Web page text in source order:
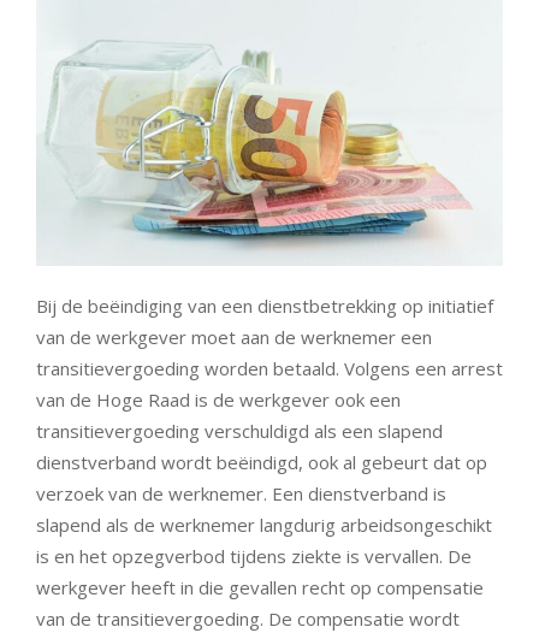
Bij de beëindiging van een dienstbetrekking op initiatief
van de werkgever moet aan de werknemer een
transitievergoeding worden betaald. Volgens een arrest
van de Hoge Raad is de werkgever ook een
transitievergoeding verschuldigd als een slapend
dienstverband wordt beëindigd, ook al gebeurt dat op
verzoek van de werknemer. Een dienstverband is
slapend als de werknemer langdurig arbeidsongeschikt
is en het opzegverbod tijdens ziekte is vervallen. De
werkgever heeft in die gevallen recht op compensatie
van de transitievergoeding. De compensatie wordt